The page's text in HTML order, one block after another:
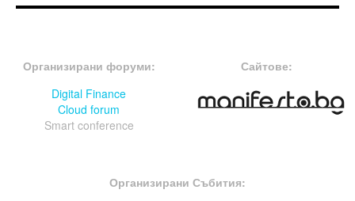
Организирани форуми:
Digital Finance
Cloud forum
Smart conference
Сайтове:
Организирани Събития: